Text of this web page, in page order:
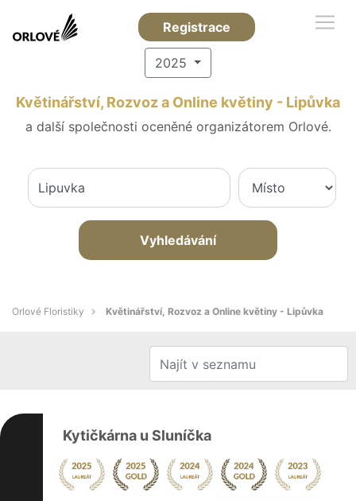
Registrace
2025
Květinářství, Rozvoz a Online květiny - Lipůvka
a další společnosti oceněné organizátorem Orlové.
Vyhledávání
Orlové Floristiky Květinářství, Rozvoz a Online květiny - Lipůvka
Kytičkárna u Sluníčka